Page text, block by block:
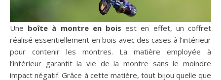
Une boîte à montre en bois est en effet, un coffret
réalisé essentiellement en bois avec des cases à l’intérieur
pour contenir les montres. La matière employée à
l’intérieur garantit la vie de la montre sans le moindre
impact négatif. Grâce à cette matière, tout bijou quelle que